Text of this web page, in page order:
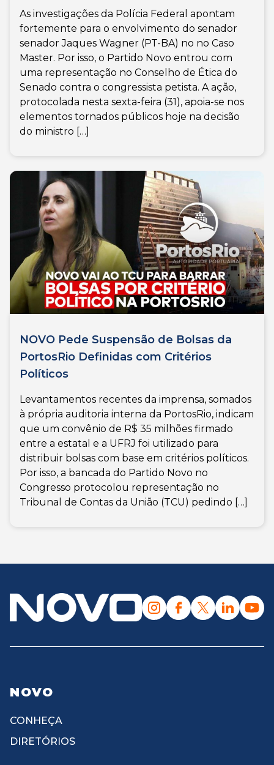
As investigações da Polícia Federal apontam
fortemente para o envolvimento do senador
senador Jaques Wagner (PT-BA) no no Caso
Master. Por isso, o Partido Novo entrou com
uma representação no Conselho de Ética do
Senado contra o congressista petista. A ação,
protocolada nesta sexta-feira (31), apoia-se nos
elementos tornados públicos hoje na decisão
do ministro […]
NOVO Pede Suspensão de Bolsas da
PortosRio Definidas com Critérios
Políticos
Levantamentos recentes da imprensa, somados
à própria auditoria interna da PortosRio, indicam
que um convênio de R$ 35 milhões firmado
entre a estatal e a UFRJ foi utilizado para
distribuir bolsas com base em critérios políticos.
Por isso, a bancada do Partido Novo no
Congresso protocolou representação no
Tribunal de Contas da União (TCU) pedindo […]
NOVO
CONHEÇA
DIRETÓRIOS